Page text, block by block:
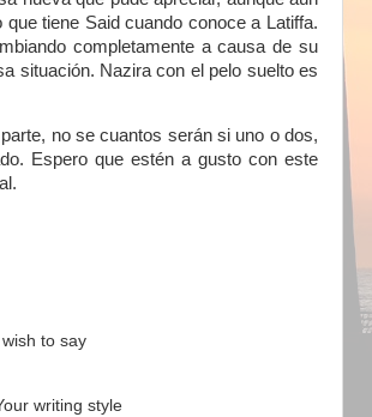
tiene Said cuando conoce a Latiffa.
completamente a causa de su
situación. Nazira con el pelo suelto es
no se cuantos serán si uno o dos,
Espero que estén a gusto con este
to say
writing style